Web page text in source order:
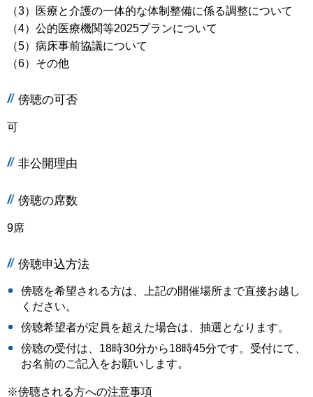
（3）医療と介護の一体的な体制整備に係る調整について
（4）公的医療機関等2025プランについて
（5）病床事前協議について
（6）その他
傍聴の可否
可
非公開理由
傍聴の席数
9席
傍聴申込方法
傍聴を希望される方は、上記の開催場所まで直接お越し
ください。
傍聴希望者が定員を超えた場合は、抽選となります。
傍聴の受付は、18時30分から18時45分です。受付にて、
お名前のご記入をお願いします。
※傍聴される方への注意事項